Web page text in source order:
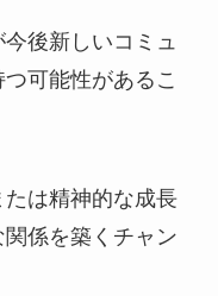
後新しいコミュ
可能性があるこ
は精神的な成長
係を築くチャン